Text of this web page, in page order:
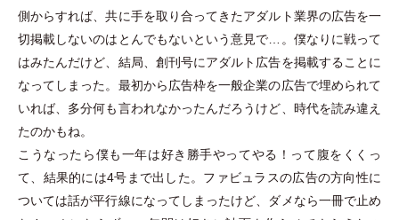
側からすれば、共に手を取り合ってきたアダルト業界の広告を一
切掲載しないのはとんでもないという意見で…。僕なりに戦って
はみたんだけど、結局、創刊号にアダルト広告を掲載することに
なってしまった。最初から広告枠を一般企業の広告で埋められて
いれば、多分何も言われなかったんだろうけど、時代を読み違え
たのかもね。
こうなったら僕も一年は好き勝手やってやる！って腹をくくっ
て、結果的には4号まで出した。ファビュラスの広告の方向性に
ついては話が平行線になってしまったけど、ダメなら一冊で止め